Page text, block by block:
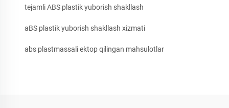
tejamli ABS plastik yuborish shakllash
aBS plastik yuborish shakllash xizmati
abs plastmassali ektop qilingan mahsulotlar